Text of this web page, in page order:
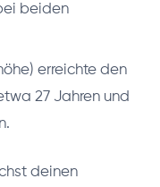
beiden
erreichte den
27 Jahren und
deinen